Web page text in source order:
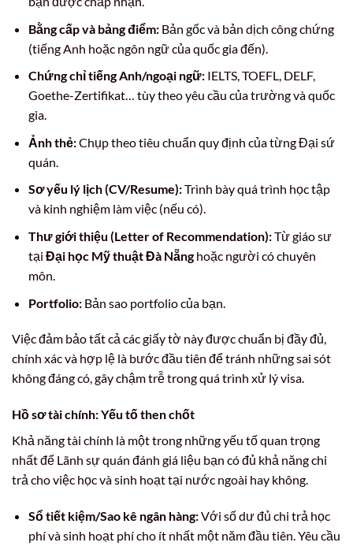
Bằng cấp và bảng điểm:Bản gốc và bản dịch công chứng
(tiếng Anh hoặc ngôn ngữ của quốc gia đến).
Chứng chỉ tiếng Anh/ngoại ngữ:IELTS, TOEFL, DELF,
Goethe-Zertifikat… tùy theo yêu cầu của trường và quốc
gia.
Ảnh thẻ:Chụp theo tiêu chuẩn quy định của từng Đại sứ
quán.
Sơ yếu lý lịch (CV/Resume):Trình bày quá trình học tập
và kinh nghiệm làm việc (nếu có).
Thư giới thiệu (Letter of Recommendation):Từ giáo sư
tại Đại học Mỹ thuật Đà Nẵnghoặc người có chuyên
môn.
Portfolio:Bản sao portfolio của bạn.
Việc đảm bảo tất cả các giấy tờ này được chuẩn bị đầy đủ,
chính xác và hợp lệ là bước đầu tiên để tránh những sai sót
không đáng có, gây chậm trễ trong quá trình xử lý visa.
Hồ sơ tài chính: Yếu tố then chốt
Khả năng tài chính là một trong những yếu tố quan trọng
nhất để Lãnh sự quán đánh giá liệu bạn có đủ khả năng chi
trả cho việc học và sinh hoạt tại nước ngoài hay không.
Sổ tiết kiệm/Sao kê ngân hàng:Với số dư đủ chi trả học
phí và sinh hoạt phí cho ít nhất một năm đầu tiên. Yêu cầu